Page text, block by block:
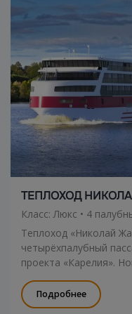
ТЕПЛОХОД
Класс: Люкс • 4
Теплоход «Николай
четырёхпалубный
проекта «Карелия».
«Николай Жарков» —
воплощение любви к
Подробнее